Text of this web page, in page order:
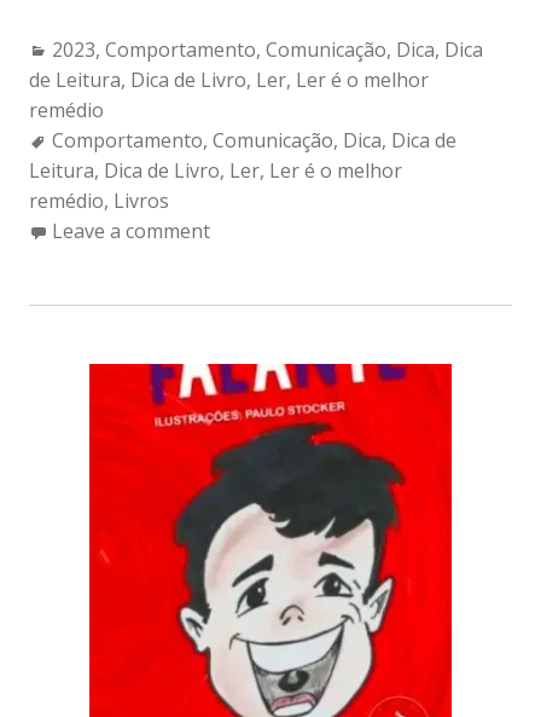
Categories:
2023, Comportamento, Comunicação, Dica, Dica
de Leitura, Dica de Livro, Ler, Ler é o melhor
remédio
Tags:
Comportamento, Comunicação, Dica, Dica de
Leitura, Dica de Livro, Ler, Ler é o melhor
remédio, Livros
Leave a comment